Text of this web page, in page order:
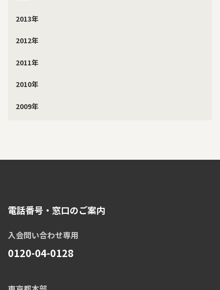
2013年
2012年
2011年
2010年
2009年
電話番号・窓口のご案内
入会問い合わせ専用
0120-04-0128